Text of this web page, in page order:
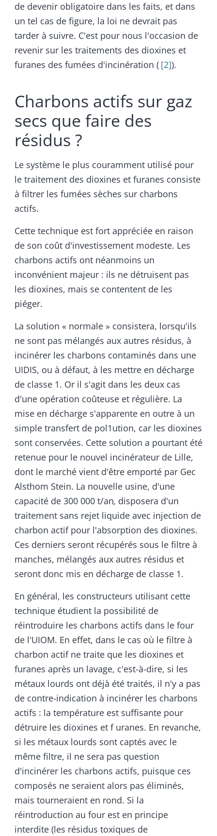
de devenir obligatoire dans les faits, et dans
un tel cas de figure, la loi ne devrait pas
tarder à suivre. C'est pour nous l'occasion de
revenir sur les traitements des dioxines et
furanes des fumées d'incinération ( 2 ).
Charbons actifs sur gaz
secs que faire des
résidus ?
Le système le plus couramment utilisé pour
le traitement des dioxines et furanes consiste
à filtrer les fumées sèches sur charbons
actifs.
Cette technique est fort appréciée en raison
de son coût d'investissement modeste. Les
charbons actifs ont néanmoins un
inconvénient majeur : ils ne détruisent pas
les dioxines, mais se contentent de les
piéger.
La solution « normale » consistera, lorsqu'ils
ne sont pas mélangés aux autres résidus, à
incinérer les charbons contaminés dans une
UIDIS, ou à défaut, à les mettre en décharge
de classe 1. Or il s'agit dans les deux cas
d'une opération coûteuse et régulière. La
mise en décharge s'apparente en outre à un
simple transfert de pol1ution, car les dioxines
sont conservées. Cette solution a pourtant été
retenue pour le nouvel incinérateur de Lille,
dont le marché vient d'être emporté par Gec
Alsthom Stein. La nouvelle usine, d'une
capacité de 300 000 t/an, disposera d'un
traitement sans rejet liquide avec injection de
charbon actif pour l'absorption des dioxines.
Ces derniers seront récupérés sous le filtre à
manches, mélangés aux autres résidus et
seront donc mis en décharge de classe 1.
En général, les constructeurs utilisant cette
technique étudient la possibilité de
réintroduire les charbons actifs dans le four
de l'UIOM. En effet, dans le cas où le filtre à
charbon actif ne traite que les dioxines et
furanes après un lavage, c'est-à-dire, si les
métaux lourds ont déjà été traités, il n'y a pas
de contre-indication à incinérer les charbons
actifs : la température est suffisante pour
détruire les dioxines et f uranes. En revanche,
si les métaux lourds sont captés avec le
même filtre, il ne sera pas question
d'incinérer les charbons actifs, puisque ces
composés ne seraient alors pas éliminés,
mais tourneraient en rond. Si la
réintroduction au four est en principe
interdite (les résidus toxiques de